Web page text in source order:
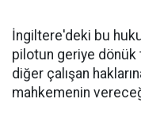
İngiltere'deki bu
pilotun geriye
diğer çalışan
mahkemenin